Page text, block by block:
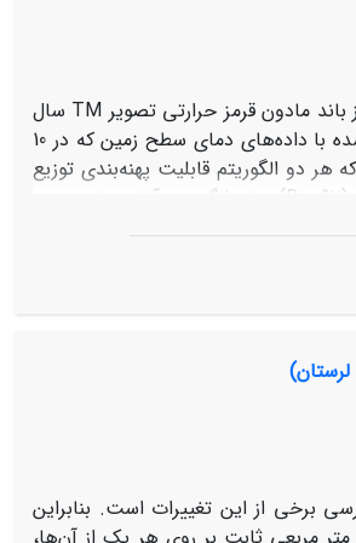
مطالعه حاضر با هدف ارزیابی کارایی دو الگوریتم آرتیس و سوبرینا در استخراج دمای سطح زمین از باند مادون قرمز حرارتی تصویر TM سال
2009 در منطقه دامنه استان اصفهان صورت گرفت و صحت نقشه‌های دمایی حاصله از تصویر زمین مرجع شده با داده‌های دمای سطح زمین که در 10
دو الگوریتم قابلیت پهنه‌بندی توزیع
مکانی دمای سطح زمین در منطقه مطالعاتی را دارند و همبستگی بالای میان این دو روش مؤید این امر بود (R>0.97)، ولی الگوریتم آرتیس نسبت به
زمین که توسط ایستگاه‌های زمین ثبت شده بود را بخوبی نشان
در مدیریت اکوسیستم‌ها بازی کند.
از این تغییرات است. بنابراین